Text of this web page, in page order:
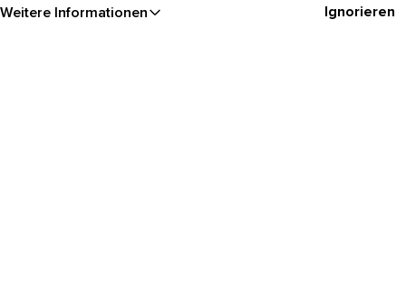
Weitere Informationen Ignorieren